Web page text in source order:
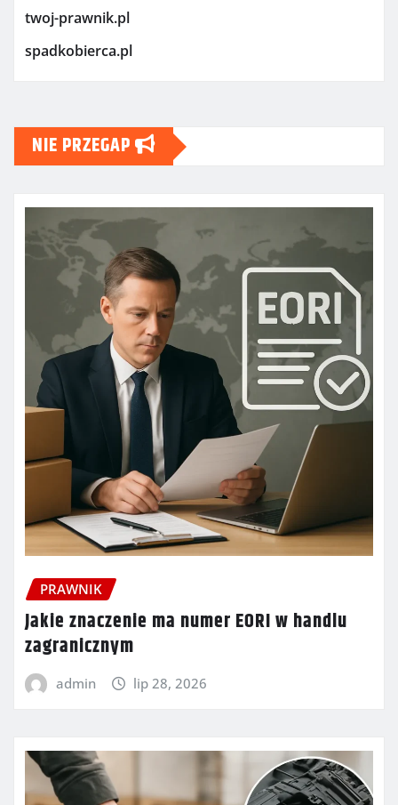
twoj-prawnik.pl
spadkobierca.pl
NIE PRZEGAP
PRAWNIK
Jakie znaczenie ma numer EORI w handlu
zagranicznym
admin lip 28, 2026